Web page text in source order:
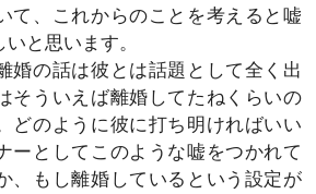
て、これからのことを考えると嘘
と思います。
婚の話は彼とは話題として全く出
そういえば離婚してたねくらいの
どのように彼に打ち明ければいい
ーとしてこのような嘘をつかれて
、もし離婚しているという設定が